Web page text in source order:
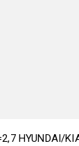
HYUNDAI/